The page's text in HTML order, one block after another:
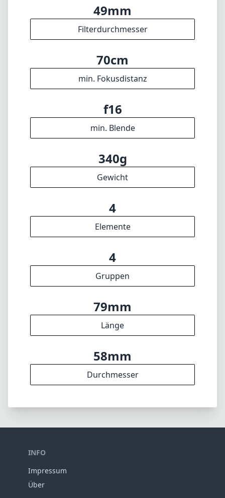
max. Brennweite
f2.4
max. Blende (min. zoom)
f2.4
max. Blende (max. zoom)
49mm
Filterdurchmesser
70cm
min. Fokusdistanz
f16
min. Blende
340g
Gewicht
4
Elemente
4
Gruppen